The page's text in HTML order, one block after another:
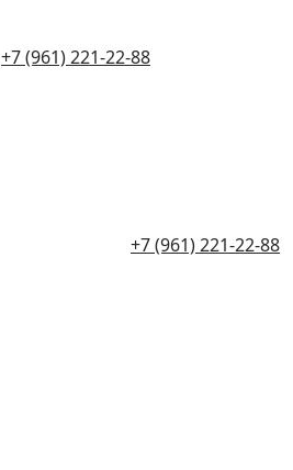
+7 (961) 221-22-88
+7 (961) 221-22-88